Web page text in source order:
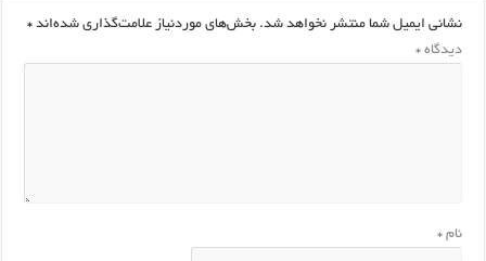
نشانی ایمیل شما منتشر نخواهد شد. بخش‌های موردنیاز علامت‌گذاری شده‌اند *
دیدگاه *
نام *